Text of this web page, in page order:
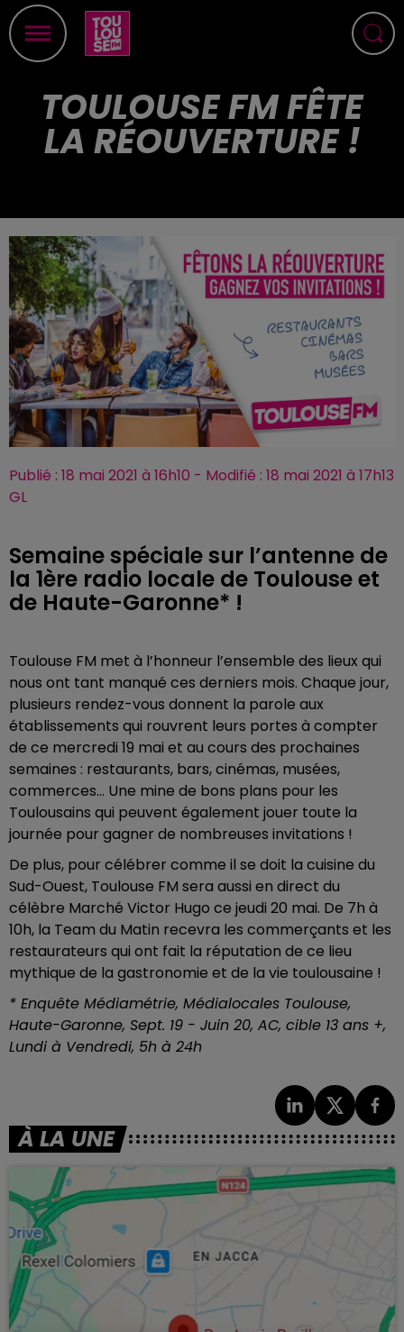
TOULOUSE FM FÊTE
LA RÉOUVERTURE !
Publié : 18 mai 2021 à 16h10 - Modifié : 18 mai 2021 à 17h13
GL
Semaine spéciale sur l’antenne de
la 1ère radio locale de Toulouse et
de Haute-Garonne* !
Toulouse FM met à l’honneur l’ensemble des lieux qui
nous ont tant manqué ces derniers mois. Chaque jour,
plusieurs rendez-vous donnent la parole aux
établissements qui rouvrent leurs portes à compter
de ce mercredi 19 mai et au cours des prochaines
semaines : restaurants, bars, cinémas, musées,
commerces… Une mine de bons plans pour les
Toulousains qui peuvent également jouer toute la
journée pour gagner de nombreuses invitations !
De plus, pour célébrer comme il se doit la cuisine du
Sud-Ouest, Toulouse FM sera aussi en direct du
célèbre Marché Victor Hugo ce jeudi 20 mai. De 7h à
10h, la Team du Matin recevra les commerçants et les
restaurateurs qui ont fait la réputation de ce lieu
mythique de la gastronomie et de la vie toulousaine !
* Enquête Médiamétrie, Médialocales Toulouse,
Haute-Garonne, Sept. 19 - Juin 20, AC, cible 13 ans +,
Lundi à Vendredi, 5h à 24h
À LA UNE